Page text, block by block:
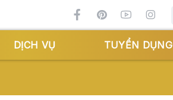
DỊCH VỤ TUYỂN DỤNG